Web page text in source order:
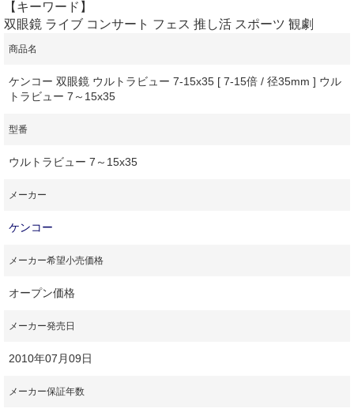
【キーワード】
双眼鏡 ライブ コンサート フェス 推し活 スポーツ 観劇
商品名
ケンコー 双眼鏡 ウルトラビュー 7-15x35 [ 7-15倍 / 径35mm ] ウル
トラビュー 7～15x35
型番
ウルトラビュー 7～15x35
メーカー
ケンコー
メーカー希望小売価格
オープン価格
メーカー発売日
2010年07月09日
メーカー保証年数